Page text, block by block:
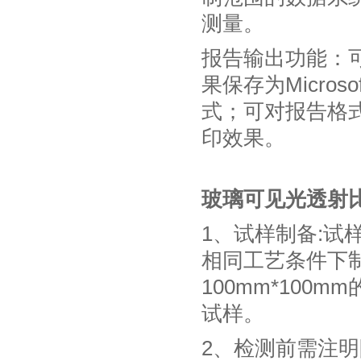
测量。
报告输出功能：
果保存为
式；可对报告格
印效果。
玻璃可见光透射
1、试样制备:试
相同工艺条件下
100mm*100mm
试样。
2、检测前需注